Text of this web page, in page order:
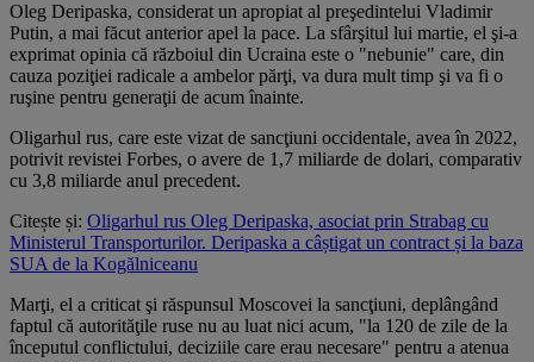
Oleg Deripaska, considerat un apropiat al preşedintelui Vladimir
Putin, a mai făcut anterior apel la pace. La sfârşitul lui martie, el şi-a
exprimat opinia că războiul din Ucraina este o "nebunie" care, din
cauza poziţiei radicale a ambelor părţi, va dura mult timp şi va fi o
ruşine pentru generaţii de acum înainte.
Oligarhul rus, care este vizat de sancţiuni occidentale, avea în 2022,
potrivit revistei Forbes, o avere de 1,7 miliarde de dolari, comparativ
cu 3,8 miliarde anul precedent.
Citește și: Oligarhul rus Oleg Deripaska, asociat prin Strabag cu
Ministerul Transporturilor. Deripaska a câștigat un contract și la baza
SUA de la Kogălniceanu
Marţi, el a criticat şi răspunsul Moscovei la sancţiuni, deplângând
faptul că autorităţile ruse nu au luat nici acum, "la 120 de zile de la
începutul conflictului, deciziile care erau necesare" pentru a atenua